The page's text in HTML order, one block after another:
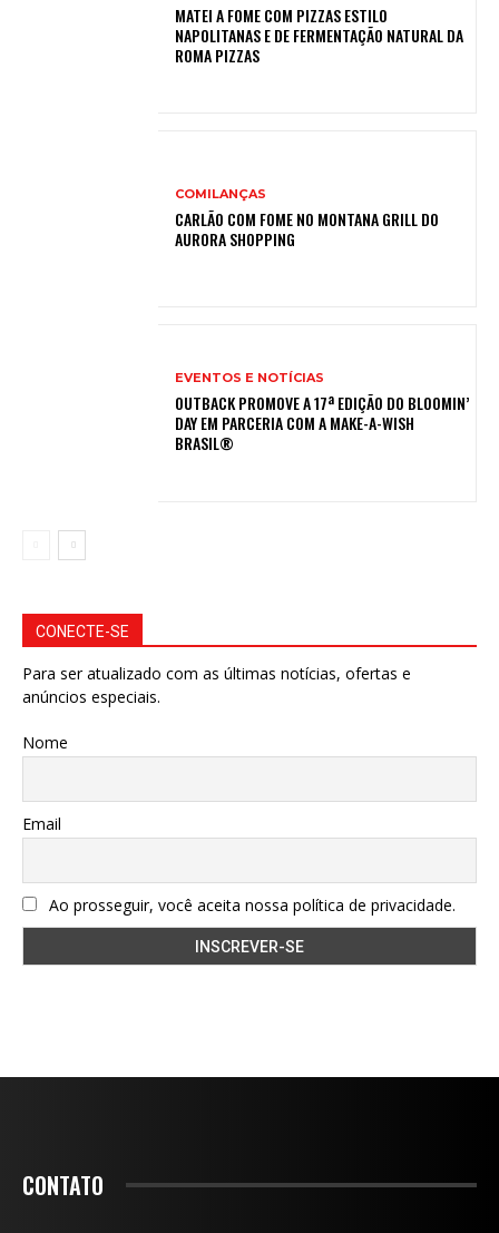
MATEI A FOME COM PIZZAS ESTILO
NAPOLITANAS E DE FERMENTAÇÃO NATURAL DA
ROMA PIZZAS
COMILANÇAS
CARLÃO COM FOME NO MONTANA GRILL DO
AURORA SHOPPING
EVENTOS E NOTÍCIAS
OUTBACK PROMOVE A 17ª EDIÇÃO DO BLOOMIN’
DAY EM PARCERIA COM A MAKE-A-WISH
BRASIL®
CONECTE-SE
Para ser atualizado com as últimas notícias, ofertas e
anúncios especiais.
Nome
Email
Ao prosseguir, você aceita nossa política de privacidade.
CONTATO